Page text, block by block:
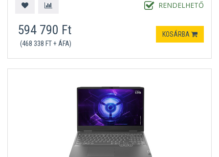
RENDELHETŐ
594 790 Ft
(468 338 FT + ÁFA)
KOSÁRBA